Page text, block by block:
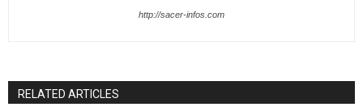
http://sacer-infos.com
RELATED ARTICLES